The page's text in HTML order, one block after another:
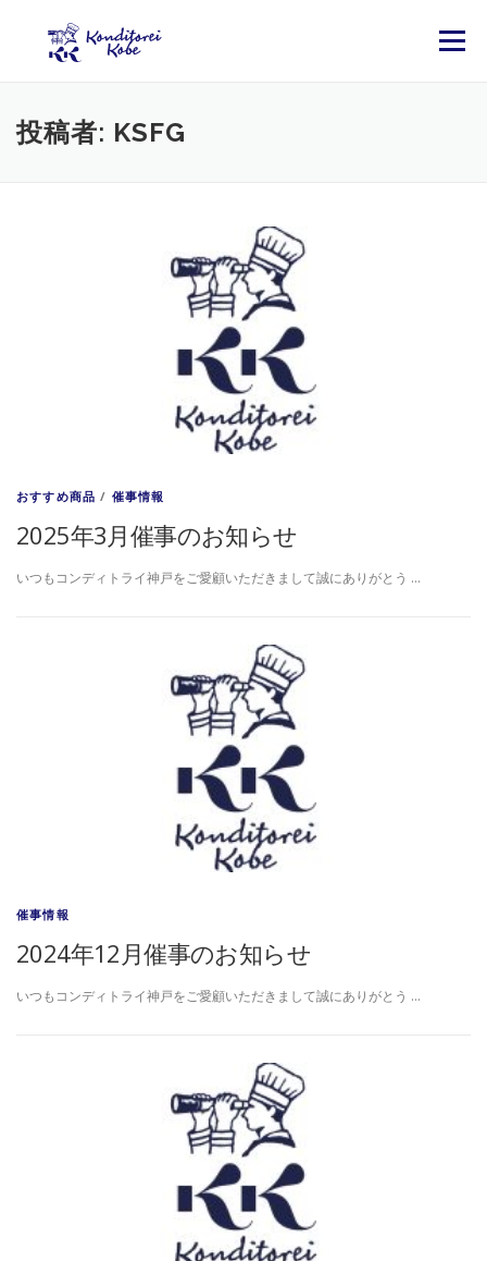
メニュー
投稿者: KSFG
おすすめ商品 / 催事情報
2025年3月催事のお知らせ
いつもコンディトライ神戸をご愛顧いただきまして誠にありがとう …
催事情報
2024年12月催事のお知らせ
いつもコンディトライ神戸をご愛顧いただきまして誠にありがとう …